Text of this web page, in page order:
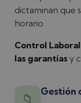
dictaminan que
horario.
Control
las garantíasy
📁 Gestión